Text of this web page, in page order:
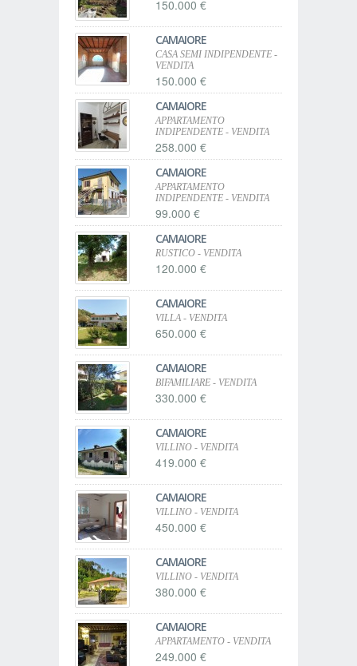
150.000 €
CAMAIORE
CASA SEMI INDIPENDENTE -
VENDITA
150.000 €
CAMAIORE
APPARTAMENTO
INDIPENDENTE - VENDITA
258.000 €
CAMAIORE
APPARTAMENTO
INDIPENDENTE - VENDITA
99.000 €
CAMAIORE
RUSTICO - VENDITA
120.000 €
CAMAIORE
VILLA - VENDITA
650.000 €
CAMAIORE
BIFAMILIARE - VENDITA
330.000 €
CAMAIORE
VILLINO - VENDITA
419.000 €
CAMAIORE
VILLINO - VENDITA
450.000 €
CAMAIORE
VILLINO - VENDITA
380.000 €
CAMAIORE
APPARTAMENTO - VENDITA
249.000 €